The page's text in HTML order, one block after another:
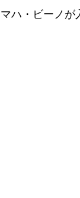
ハ・ビーノが